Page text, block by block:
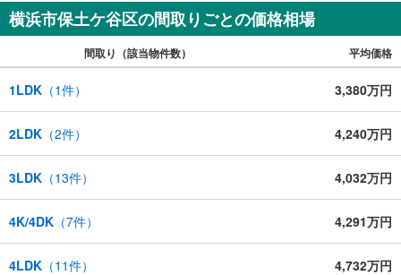
横浜市保土ケ谷区の間取りごとの価格相場
間取り（該当物件数） 平均価格
1LDK （1件） 3,380万円
2LDK （2件） 4,240万円
3LDK （13件） 4,032万円
4K/4DK （7件） 4,291万円
4LDK （11件） 4,732万円